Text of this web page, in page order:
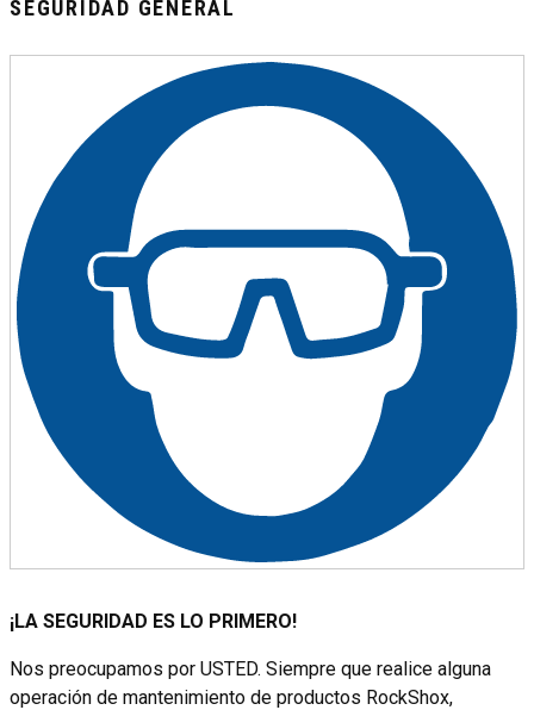
SEGURIDAD GENERAL
¡LA SEGURIDAD ES LO PRIMERO!
Nos preocupamos por USTED. Siempre que realice alguna
operación de mantenimiento de productos RockShox,